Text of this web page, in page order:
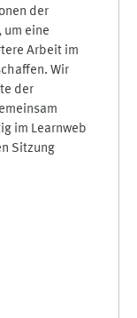
der
um eine
Arbeit im
Wir
der
im Learnweb
Sitzung